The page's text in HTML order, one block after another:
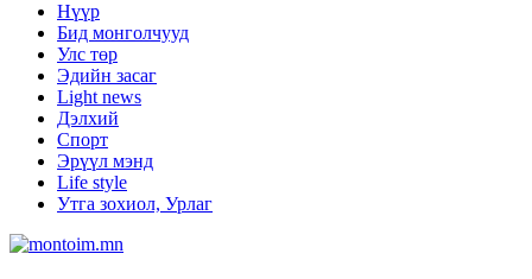
Нүүр
Бид монголчууд
Улс төр
Эдийн засаг
Light news
Дэлхий
Спорт
Эрүүл мэнд
Life style
Утга зохиол, Урлаг